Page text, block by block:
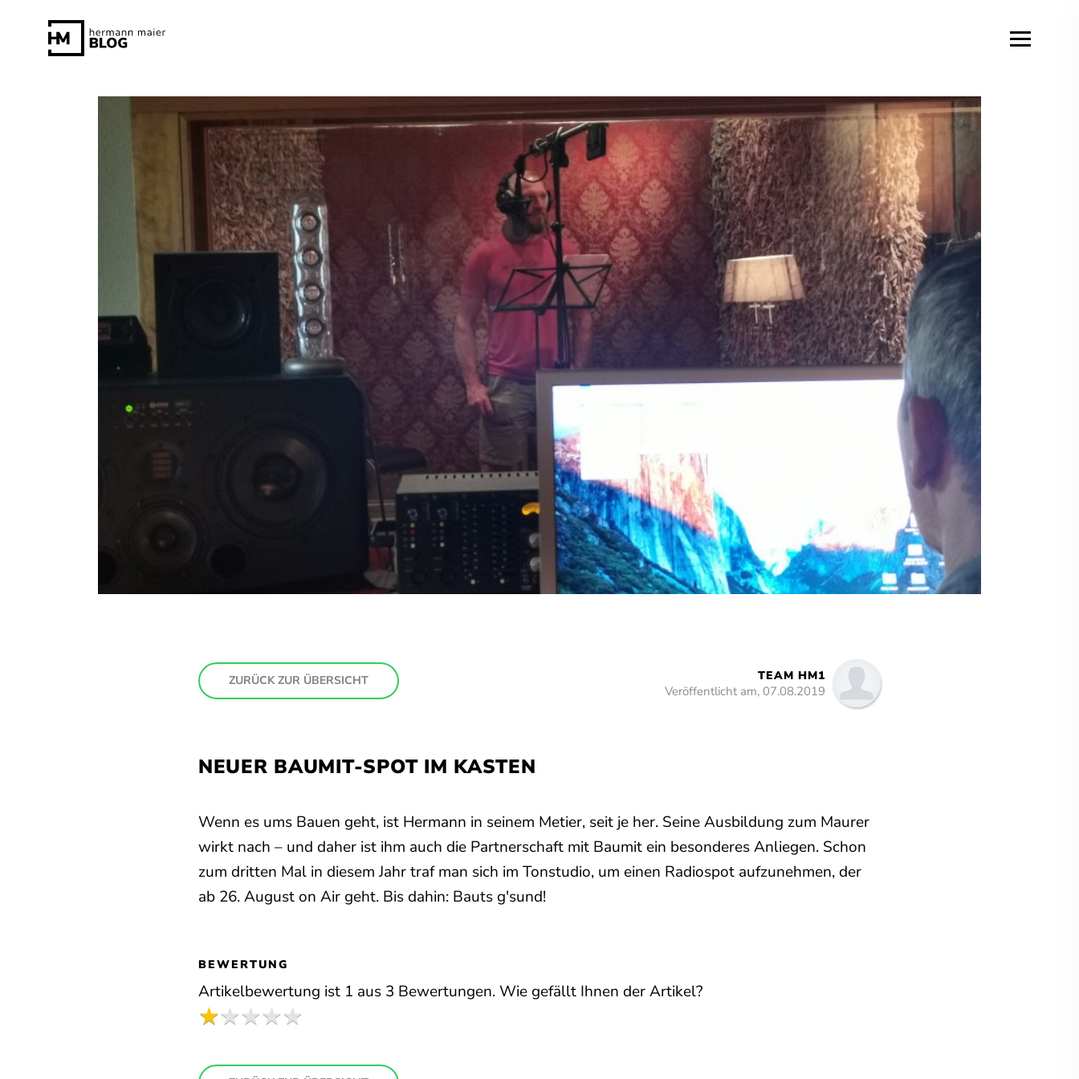
ZURÜCK ZUR ÜBERSICHT TEAM HM1
Veröffentlicht am, 07.08.2019
NEUER BAUMIT-SPOT IM KASTEN
Wenn es ums Bauen geht, ist Hermann in seinem Metier, seit je her. Seine Ausbildung zum Maurer
wirkt nach – und daher ist ihm auch die Partnerschaft mit Baumit ein besonderes Anliegen. Schon
zum dritten Mal in diesem Jahr traf man sich im Tonstudio, um einen Radiospot aufzunehmen, der
ab 26. August on Air geht. Bis dahin: Bauts g'sund!
BEWERTUNG
Artikelbewertung ist 1 aus 3 Bewertungen. Wie gefällt Ihnen der Artikel?